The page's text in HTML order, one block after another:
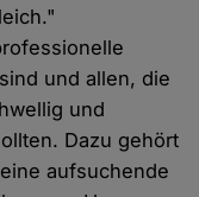
und allen, die
und
Dazu gehört
aufsuchende